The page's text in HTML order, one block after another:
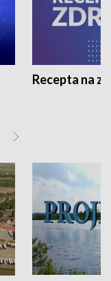
Recepta na